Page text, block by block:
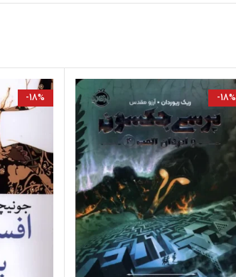
-18%
-18%